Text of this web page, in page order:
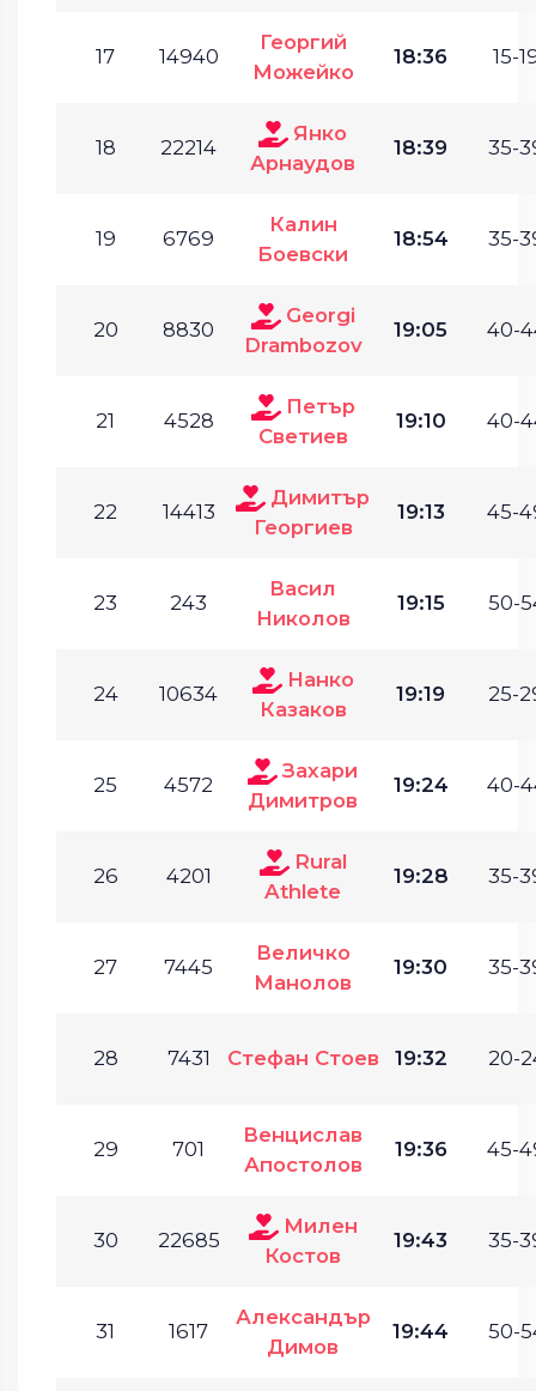
17 14940
Георгий
Можейко
18:36 15-
18 22214
Янко
Арнаудов
18:39 35-
19 6769
Калин
Боевски
18:54 35-
20 8830
Georgi
Drambozov
19:05 40-
21 4528
Петър
Светиев
19:10 40-
22 14413
Димитър
Георгиев
19:13 45-
23 243
Васил
Николов
19:15 50-
24 10634
Нанко
Казаков
19:19 25-
25 4572
Захари
Димитров
19:24 40-
26 4201
Rural
Athlete
19:28 35-
27 7445
Величко
Манолов
19:30 35-
28 7431 Стефан Стоев 19:32 20-
29 701
Венцислав
Апостолов
19:36 45-
30 22685
Милен
Костов
19:43 35-
31 1617
Александър
Димов
19:44 50-